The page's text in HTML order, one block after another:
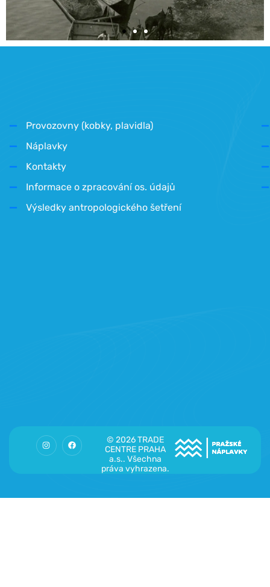
Provozovny (kobky, plavidla)
Náplavky
Kontakty
Informace o zpracování os. údajů
Výsledky antropologického šetření
© 2026 TRADE
CENTRE PRAHA
a.s.. Všechna
práva vyhrazena.